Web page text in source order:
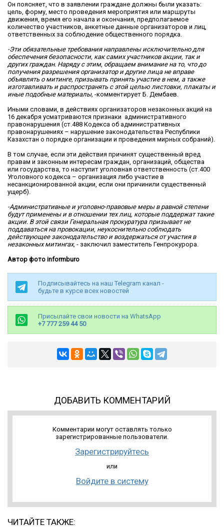
Он поясняет, что в заявлении граждане должны были указать:
цель, форму, место проведения мероприятия или маршруты
движения, время его начала и окончания, предполагаемое
количество участников, анкетные данные организаторов и лиц,
ответственных за соблюдение общественного порядка.
-Эти обязательные требования направлены исключительно для
обеспечения безопасности, как самих участников акции, так и
других граждан. Наряду с этим, обращаем внимание на то, что до
получения разрешения организатор и другие лица не вправе
объявлять о митинге, призывать принять участие в нем, а также
изготавливать и распространять с этой целью листовки, плакаты и
иные подобные материалы, -комментирует Б. Дембаев.
Иными словами, в действиях организаторов незаконных акций на
16 декабря усматриваются признаки ​ административного
правонарушения (ст.488 Кодекса об административных
правонарушениях – нарушение законодательства Республики
Казахстан о порядке организации и проведения мирных собраний).
В том случае, если эти действия причинят существенный вред
правам и законным интересам граждан, организаций, общества
или государства, то наступит уголовная ответственность (ст.400
Уголовного кодекса – организация либо участие в
несанкционированной акции, если они причинили существенный
ущерб).
-Административные и уголовно-правовые меры в равной степени
будут применены и в отношении тех лиц, которые поддержат такие
акции. В этой связи Генеральная прокуратура призывает не
поддаваться на провокации, неукоснительно соблюдать
действующее законодательство и воздержаться от участия в
незаконных митингах, - заключил заместитель Генпрокурора.
Автор фото informburo
Подписывайтесь на наш Telegram канал -
будьте в курсе всех новостей
Присылайте свои новости на WhatsApp
+7 777 259 44 50
ДОБАВИТЬ КОММЕНТАРИЙ
Комментарии могут оставлять только
зарегистрированные пользователи.
Зарегистрируйтесь
или
Войдите в систему
ЧИТАЙТЕ ТАКЖЕ: